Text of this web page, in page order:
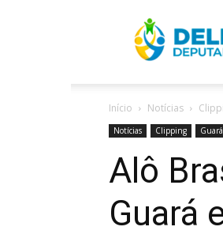
Início Notícias
Notícias Clipping Guará
Alô
Guará